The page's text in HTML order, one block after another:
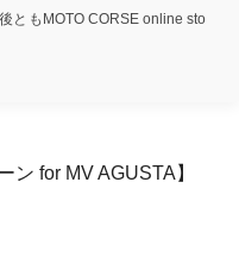
ともMOTO CORSE online sto
ン for MV AGUSTA】